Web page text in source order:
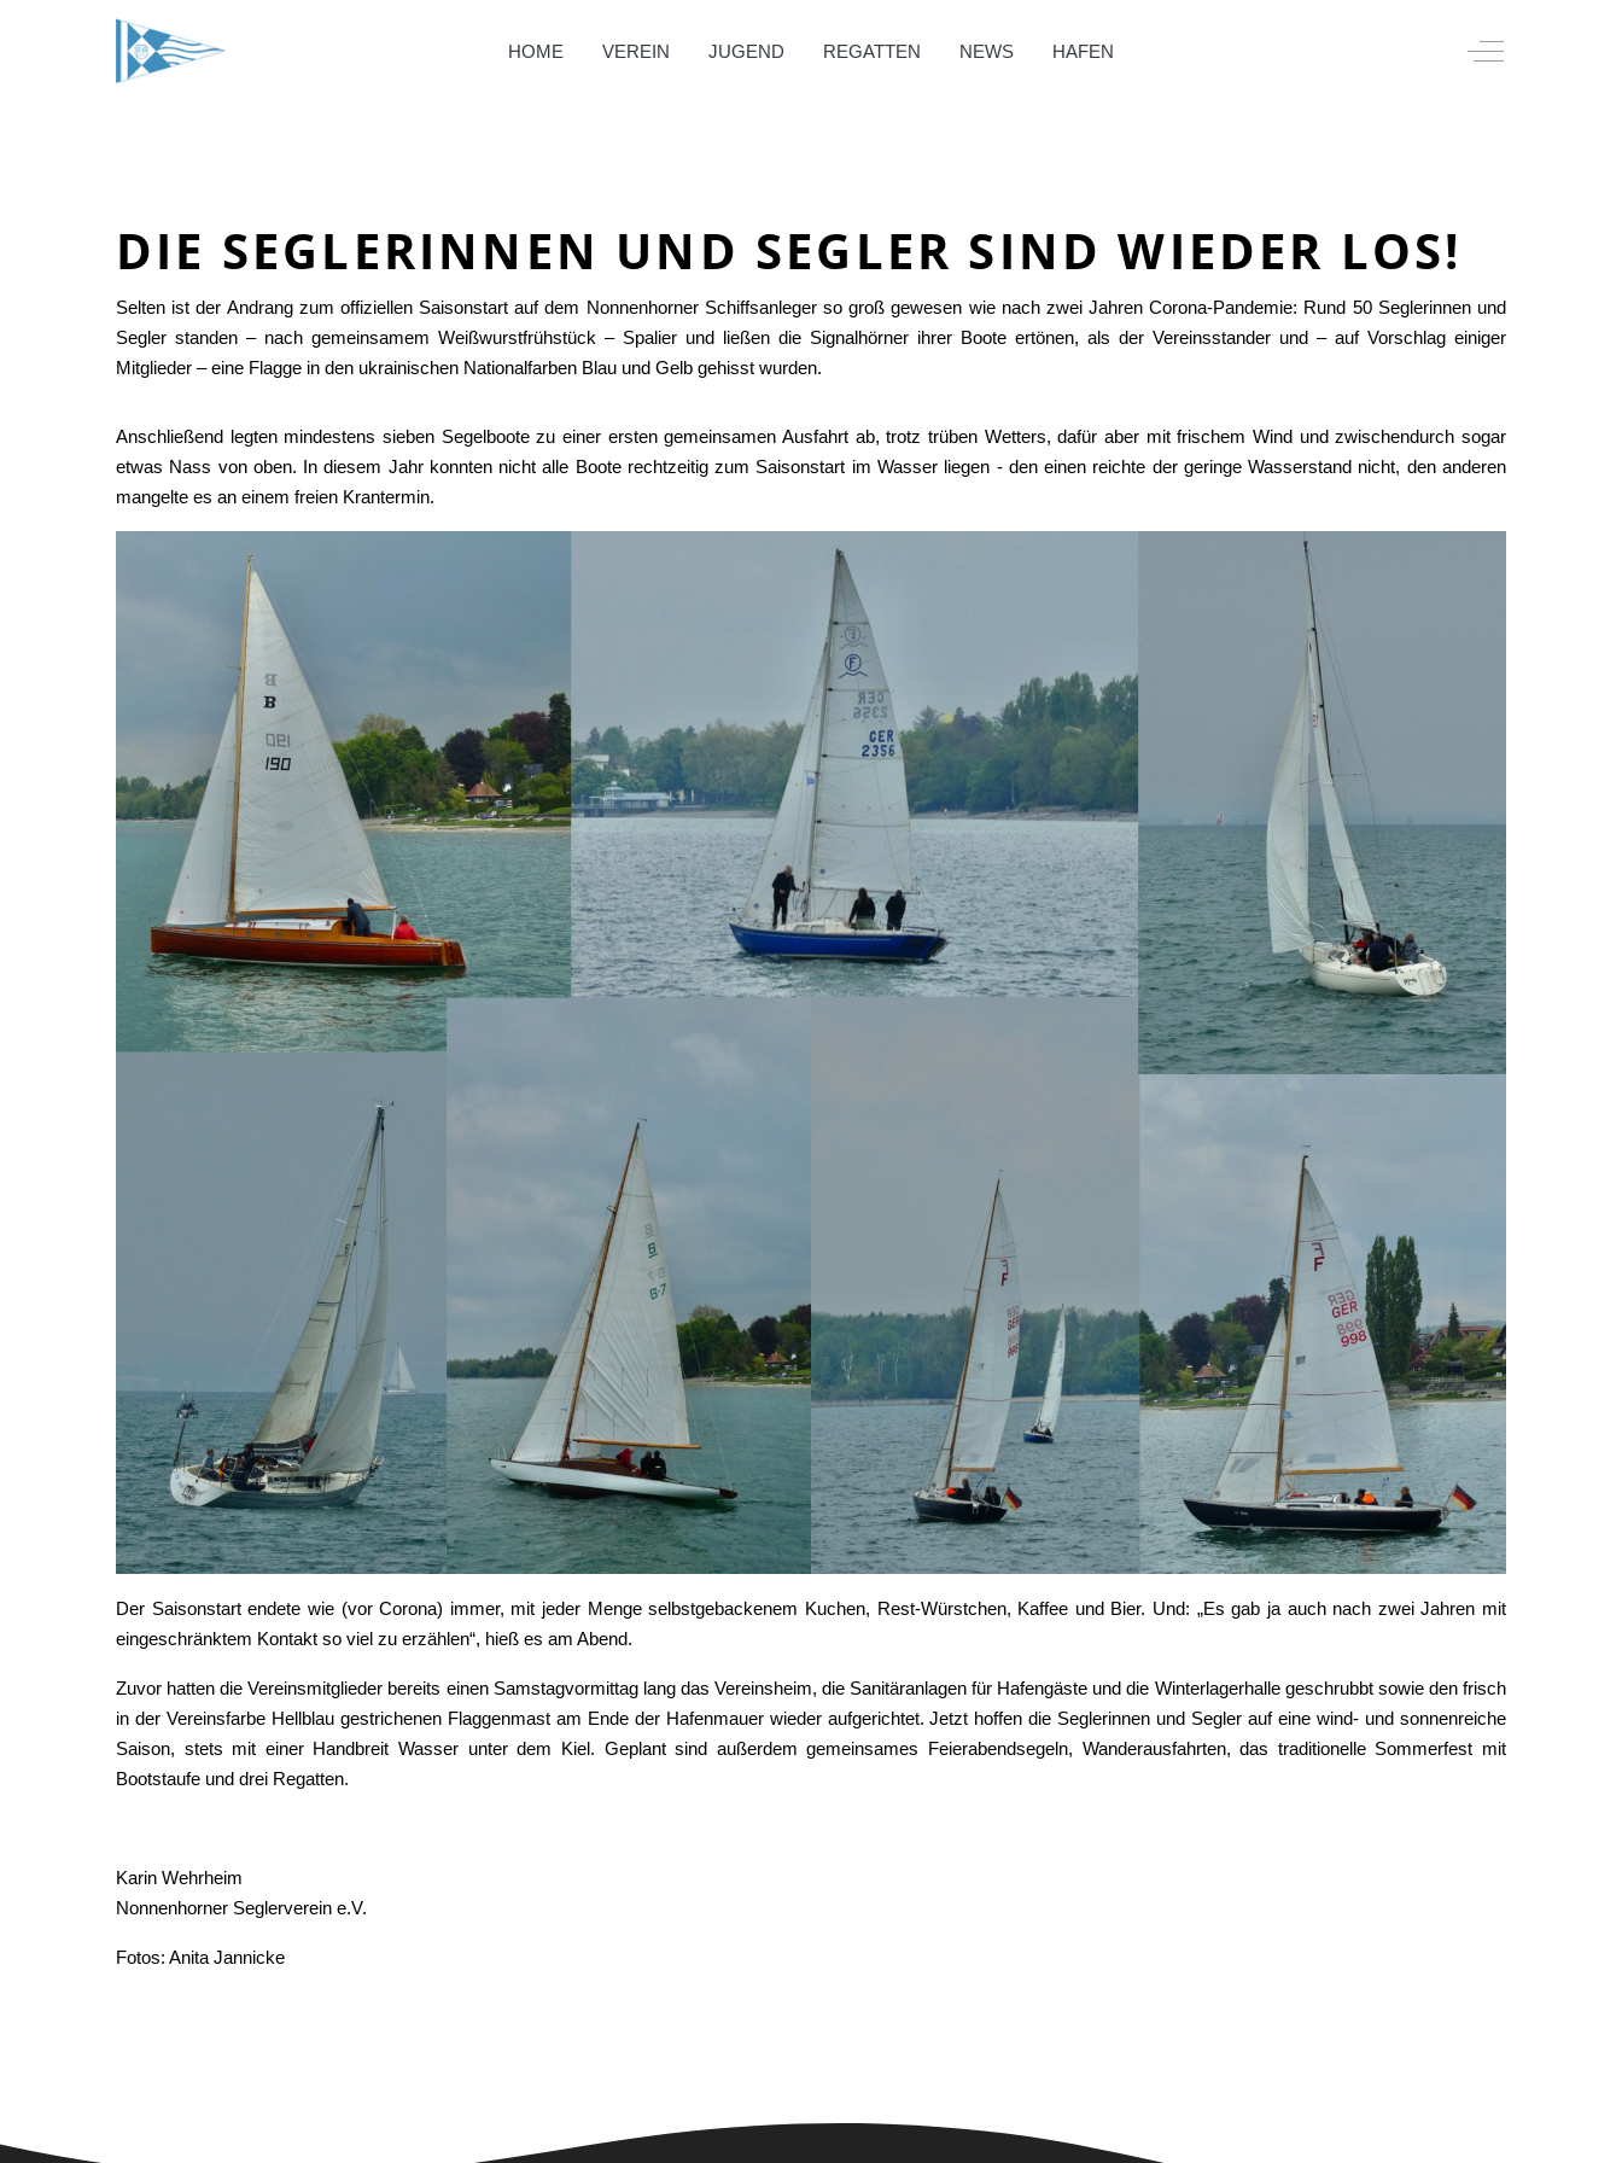
HOME VEREIN JUGEND REGATTEN NEWS HAFEN Off-Canvas
DIE SEGLERINNEN UND SEGLER SIND WIEDER LOS!
Selten ist der Andrang zum offiziellen Saisonstart auf dem Nonnenhorner Schiffsanleger so groß gewesen wie nach zwei Jahren Corona-Pandemie: Rund 50 Seglerinnen und
Segler standen – nach gemeinsamem Weißwurstfrühstück – Spalier und ließen die Signalhörner ihrer Boote ertönen, als der Vereinsstander und – auf Vorschlag einiger
Mitglieder – eine Flagge in den ukrainischen Nationalfarben Blau und Gelb gehisst wurden.
Anschließend legten mindestens sieben Segelboote zu einer ersten gemeinsamen Ausfahrt ab, trotz trüben Wetters, dafür aber mit frischem Wind und zwischendurch sogar
etwas Nass von oben. In diesem Jahr konnten nicht alle Boote rechtzeitig zum Saisonstart im Wasser liegen - den einen reichte der geringe Wasserstand nicht, den anderen
mangelte es an einem freien Krantermin.
Der Saisonstart endete wie (vor Corona) immer, mit jeder Menge selbstgebackenem Kuchen, Rest-Würstchen, Kaffee und Bier. Und: „Es gab ja auch nach zwei Jahren mit
eingeschränktem Kontakt so viel zu erzählen“, hieß es am Abend.
Zuvor hatten die Vereinsmitglieder bereits einen Samstagvormittag lang das Vereinsheim, die Sanitäranlagen für Hafengäste und die Winterlagerhalle geschrubbt sowie den frisch
in der Vereinsfarbe Hellblau gestrichenen Flaggenmast am Ende der Hafenmauer wieder aufgerichtet. Jetzt hoffen die Seglerinnen und Segler auf eine wind- und sonnenreiche
Saison, stets mit einer Handbreit Wasser unter dem Kiel. Geplant sind außerdem gemeinsames Feierabendsegeln, Wanderausfahrten, das traditionelle Sommerfest mit
Bootstaufe und drei Regatten.
Karin Wehrheim
Nonnenhorner Seglerverein e.V.
Fotos: Anita Jannicke